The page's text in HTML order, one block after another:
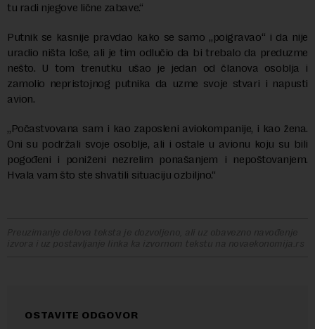
tu radi njegove lične zabave.“
Putnik se kasnije pravdao kako se samo „poigravao“ i da nije
uradio ništa loše, ali je tim odlučio da bi trebalo da preduzme
nešto. U tom trenutku ušao je jedan od članova osoblja i
zamolio nepristojnog putnika da uzme svoje stvari i napusti
avion.
„Počastvovana sam i kao zaposleni aviokompanije, i kao žena.
Oni su podržali svoje osoblje, ali i ostale u avionu koju su bili
pogođeni i poniženi nezrelim ponašanjem i nepoštovanjem.
Hvala vam što ste shvatili situaciju ozbiljno.“
Preuzimanje delova teksta je dozvoljeno, ali uz obavezno navođenje
izvora i uz postavljanje linka ka izvornom tekstu na novaekonomija.rs
OSTAVITE ODGOVOR